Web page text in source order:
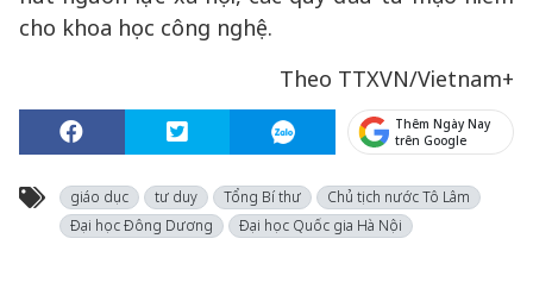
cho khoa học công nghệ.
Theo TTXVN/Vietnam+
Thêm Ngày Nay
trên Google
giáo dục tư duy Tổng Bí thư
Chủ tịch nước Tô Lâm
Đại học Đông Dương
Đại học Quốc gia Hà Nội